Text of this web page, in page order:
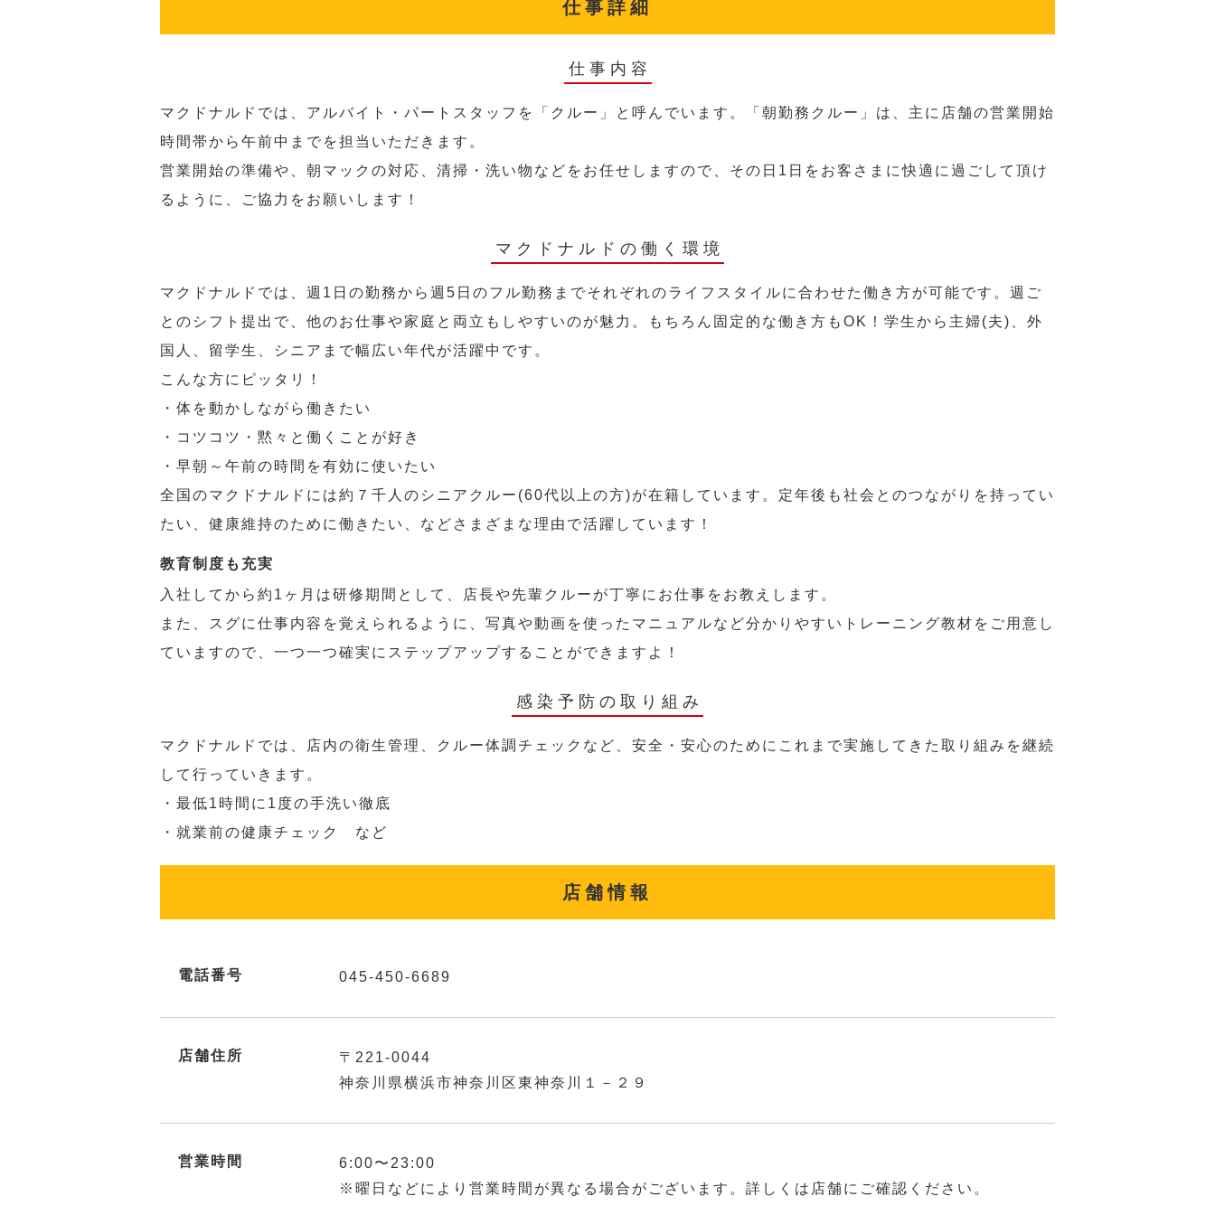
仕事詳細
仕事内容
マクドナルドでは、アルバイト・パートスタッフを「クルー」と呼んでいます。「朝勤務クルー」は、主に店舗の営業開始
時間帯から午前中までを担当いただきます。
営業開始の準備や、朝マックの対応、清掃・洗い物などをお任せしますので、その日1日をお客さまに快適に過ごして頂け
るように、ご協力をお願いします！
マクドナルドの働く環境
マクドナルドでは、週1日の勤務から週5日のフル勤務までそれぞれのライフスタイルに合わせた働き方が可能です。週ご
とのシフト提出で、他のお仕事や家庭と両立もしやすいのが魅力。もちろん固定的な働き方もOK！学生から主婦(夫)、外
国人、留学生、シニアまで幅広い年代が活躍中です。
こんな方にピッタリ！
・体を動かしながら働きたい
・コツコツ・黙々と働くことが好き
・早朝～午前の時間を有効に使いたい
全国のマクドナルドには約７千人のシニアクルー(60代以上の方)が在籍しています。定年後も社会とのつながりを持ってい
たい、健康維持のために働きたい、などさまざまな理由で活躍しています！
教育制度も充実
入社してから約1ヶ月は研修期間として、店長や先輩クルーが丁寧にお仕事をお教えします。
また、スグに仕事内容を覚えられるように、写真や動画を使ったマニュアルなど分かりやすいトレーニング教材をご用意し
ていますので、一つ一つ確実にステップアップすることができますよ！
感染予防の取り組み
マクドナルドでは、店内の衛生管理、クルー体調チェックなど、安全・安心のためにこれまで実施してきた取り組みを継続
して行っていきます。
・最低1時間に1度の手洗い徹底
・就業前の健康チェック など
店舗情報
電話番号 045-450-6689
店舗住所
〒221-0044
神奈川県横浜市神奈川区東神奈川１－２９
営業時間
6:00〜23:00
※曜日などにより営業時間が異なる場合がございます。詳しくは店舗にご確認ください。